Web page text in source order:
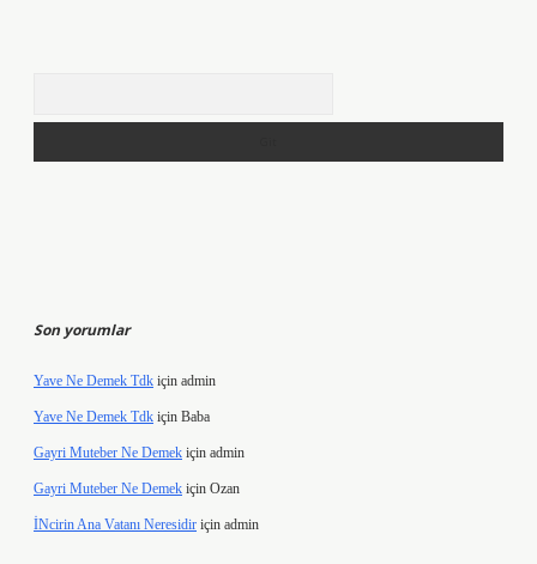
Son yorumlar
Yave Ne Demek Tdk için admin
Yave Ne Demek Tdk için Baba
Gayri Muteber Ne Demek için admin
Gayri Muteber Ne Demek için Ozan
İNcirin Ana Vatanı Neresidir için admin